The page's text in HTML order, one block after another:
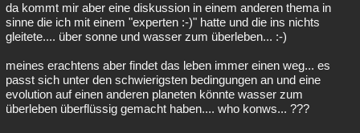
da kommt mir aber eine diskussion in einem anderen thema in
sinne die ich mit einem "experten :-)" hatte und die ins nichts
gleitete.... über sonne und wasser zum überleben... :-)
meines erachtens aber findet das leben immer einen weg... es
passt sich unter den schwierigsten bedingungen an und eine
evolution auf einen anderen planeten könnte wasser zum
überleben überflüssig gemacht haben.... who konws... ???